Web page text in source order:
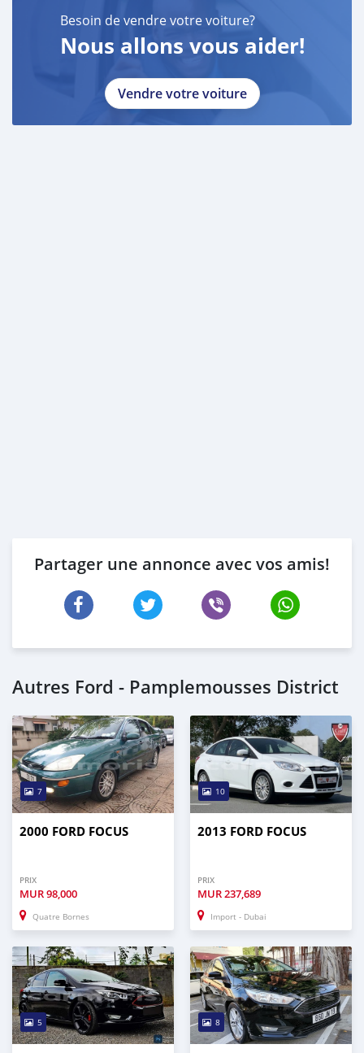
Besoin de vendre votre voiture?
Nous allons vous aider!
Vendre votre voiture
Partager une annonce avec vos amis!
Autres Ford - Pamplemousses District
7
2000 FORD FOCUS
PRIX
MUR98,000
Quatre Bornes
10
2013 FORD FOCUS
PRIX
MUR237,689
Import - Dubai
5 8